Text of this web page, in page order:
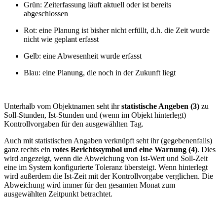
Grün: Zeiterfassung läuft aktuell oder ist bereits
abgeschlossen
Rot: eine Planung ist bisher nicht erfüllt, d.h. die Zeit wurde
nicht wie geplant erfasst
Gelb: eine Abwesenheit wurde erfasst
Blau: eine Planung, die noch in der Zukunft liegt
Unterhalb vom Objektnamen seht ihrstatistische Angeben (3) zu
Soll-Stunden, Ist-Stunden und (wenn im Objekt hinterlegt)
Kontrollvorgaben für den ausgewählten Tag.
Auch mit statistischen Angaben verknüpft seht ihr (gegebenenfalls)
ganz rechts ein rotes Berichtssymbol und eine Warnung (4). Dies
wird angezeigt, wenn die Abweichung von Ist-Wert und Soll-Zeit
eine im System konfigurierte Toleranz übersteigt. Wenn hinterlegt
wird außerdem die Ist-Zeit mit der Kontrollvorgabe verglichen. Die
Abweichung wird immer für den gesamten Monat zum
ausgewählten Zeitpunkt betrachtet.